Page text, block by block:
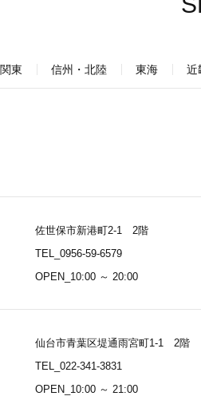
関東 信州・北陸 東海 近
佐世保市新港町2-1 2階
TEL_0956-59-6579
OPEN_10:00 ～ 20:00
仙台市青葉区堤通雨宮町1-1 2階
TEL_022-341-3831
OPEN_10:00 ～ 21:00